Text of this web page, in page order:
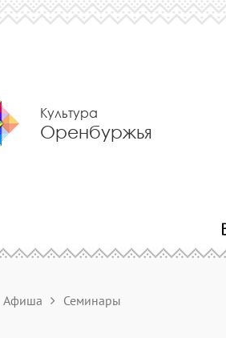
Культура
Оренбуржья
Афиша Семинары